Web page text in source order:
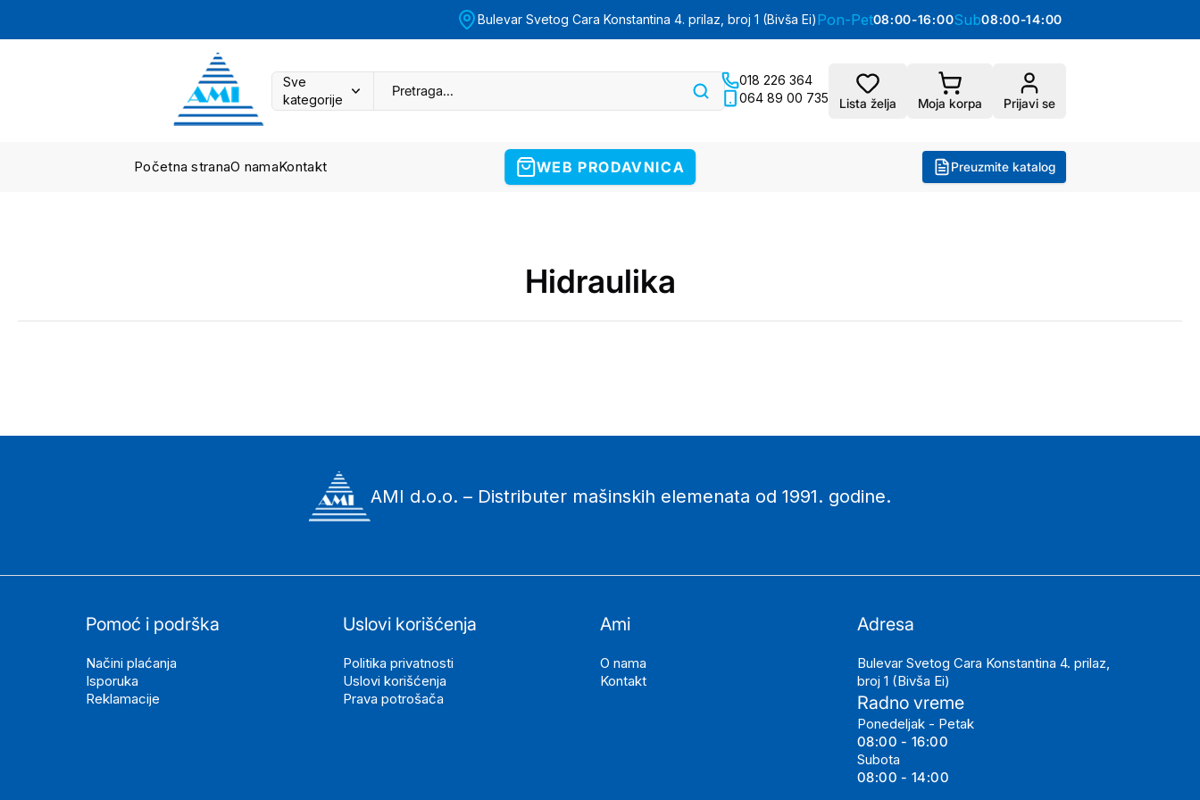
Bulevar Svetog Cara Konstantina 4. prilaz, broj 1 (Bivša Ei)Pon-Pet08:00-16:00Sub08:00-14:00
Sve
kategorije
018 226 364
064 89 00 735
Lista želja Moja korpa Prijavi se
Početna stranaO namaKontakt WEB PRODAVNICA Preuzmite katalog
Hidraulika
AMI d.o.o. – Distributer mašinskih elemenata od 1991. godine.
Pomoć i podrška
Načini plaćanja
Isporuka
Reklamacije
Uslovi korišćenja
Politika privatnosti
Uslovi korišćenja
Prava potrošača
Ami
O nama
Kontakt
Adresa
Bulevar Svetog Cara Konstantina 4. prilaz,
broj 1 (Bivša Ei)
Radno vreme
Ponedeljak - Petak
08:00 - 16:00
Subota
08:00 - 14:00